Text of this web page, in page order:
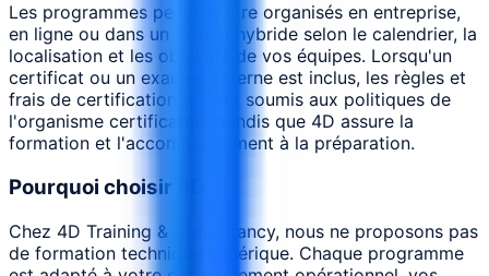
Les programmes peuvent être organisés en entreprise,
en ligne ou dans un format hybride selon le calendrier, la
localisation et les objectifs de vos équipes. Lorsqu'un
certificat ou un examen externe est inclus, les règles et
frais de certification restent soumis aux politiques de
l'organisme certificateur, tandis que 4D assure la
formation et l'accompagnement à la préparation.
Pourquoi choisir 4D
Chez 4D Training & Consultancy, nous ne proposons pas
de formation technique générique. Chaque programme